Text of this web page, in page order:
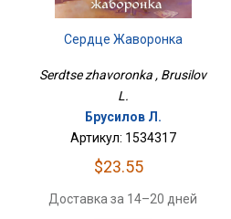
Сердце Жаворонка
Serdtse zhavoronka , Brusilov
L.
Брусилов Л.
Артикул: 1534317
$23.55
Доставка за 14–20 дней